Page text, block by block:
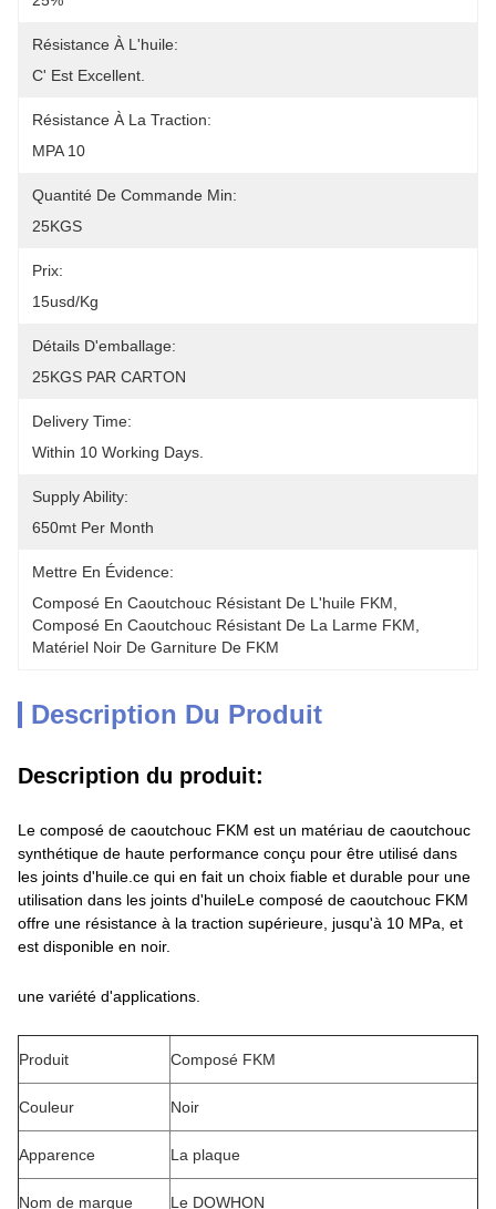
Résistance À L'huile:
C' Est Excellent.
Résistance À La Traction:
MPA 10
Quantité De Commande Min:
25KGS
Prix:
15usd/kg
Détails D'emballage:
25KGS PAR CARTON
Delivery Time:
Within 10 Working Days.
Supply Ability:
650mt Per Month
Mettre En Évidence:
Composé En Caoutchouc Résistant De L'huile FKM
Composé En Caoutchouc Résistant De La Larme FKM
Matériel Noir De Garniture De FKM
Description Du Produit
Description du produit:
Le composé de caoutchouc FKM est un matériau de caoutchouc
synthétique de haute performance conçu pour être utilisé dans
les joints d'huile.ce qui en fait un choix fiable et durable pour une
utilisation dans les joints d'huileLe composé de caoutchouc FKM
offre une résistance à la traction supérieure, jusqu'à 10 MPa, et
est disponible en noir.
une variété d'applications.
Produit Composé FKM
Couleur Noir
Apparence La plaque
Nom de marque Le DOWHON